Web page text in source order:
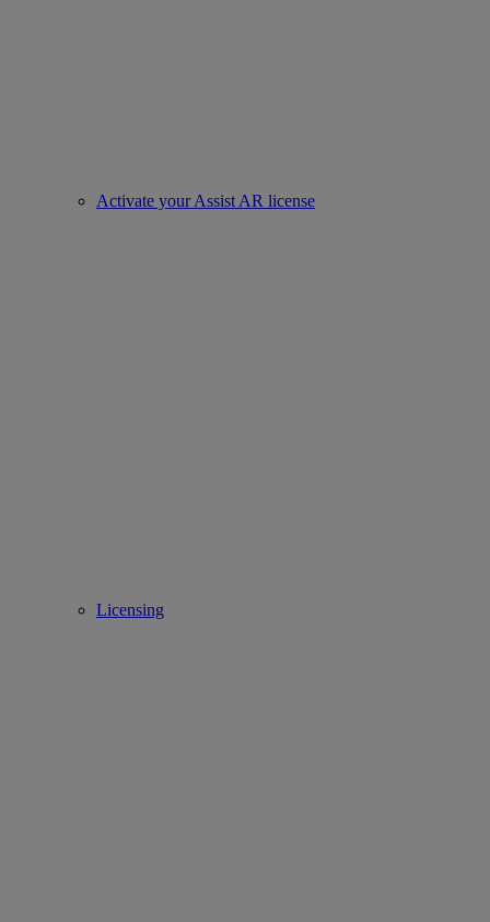
Activate your Assist AR license
Licensing